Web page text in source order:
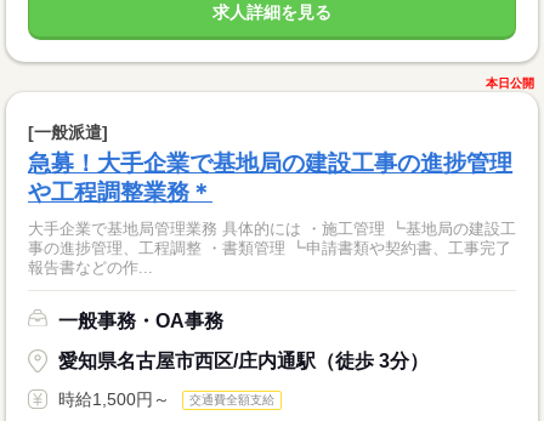
求人詳細を見る
本日公開
[一般派遣]
急募！大手企業で基地局の建設工事の進捗管理
や工程調整業務＊
大手企業で基地局管理業務 具体的には ・施工管理 ┗基地局の建設工
事の進捗管理、工程調整 ・書類管理 ┗申請書類や契約書、工事完了
報告書などの作...
一般事務・OA事務
愛知県名古屋市西区/庄内通駅（徒歩 3分）
時給1,500円～ 交通費全額支給